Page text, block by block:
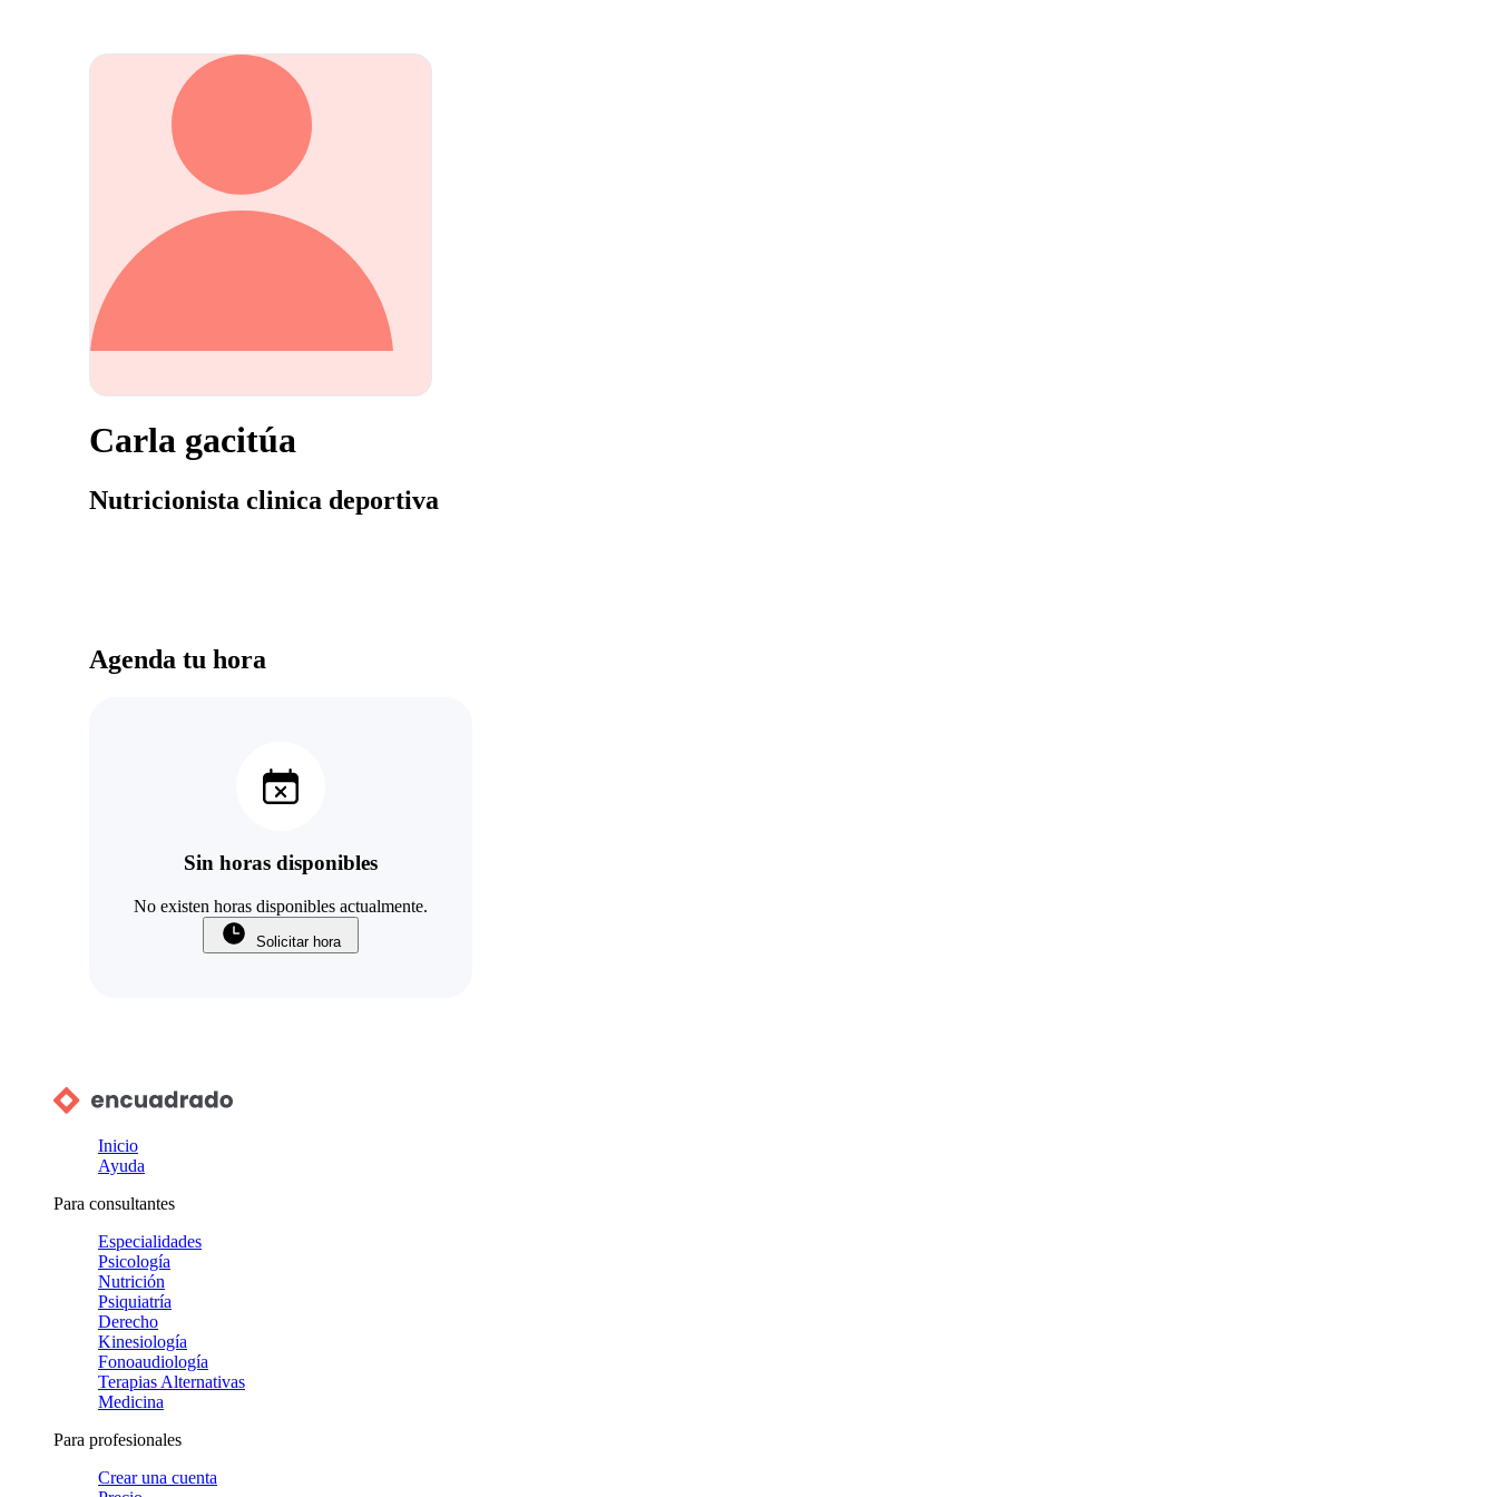
Carla gacitúa
Nutricionista clinica deportiva
Agenda tu hora
Sin horas disponibles
No existen horas disponibles actualmente.
Solicitar hora
Inicio
Ayuda
Para consultantes
Especialidades
Psicología
Nutrición
Psiquiatría
Derecho
Kinesiología
Fonoaudiología
Terapias Alternativas
Medicina
Para profesionales
Crear una cuenta